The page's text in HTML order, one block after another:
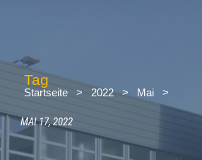
Tag
Startseite > 2022 > Mai >
MAI 17, 2022